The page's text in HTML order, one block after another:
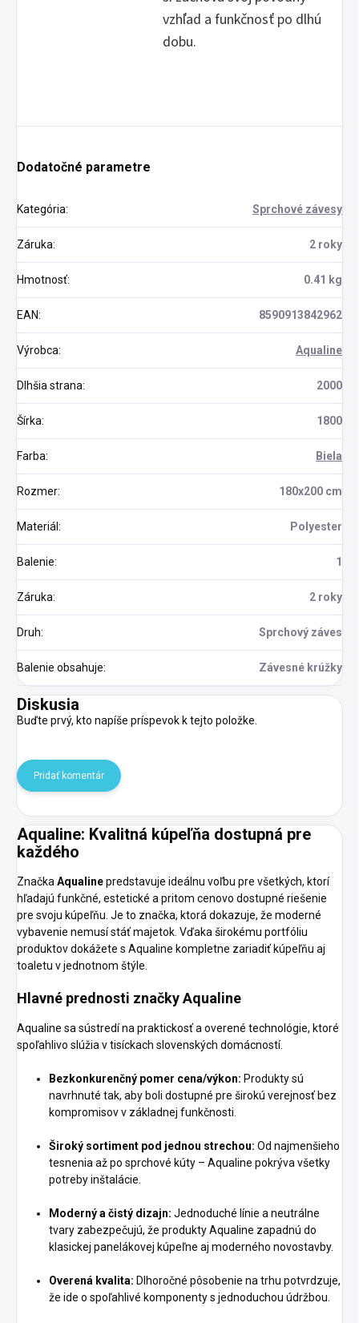
vzhľad a funkčnosť po dlhú
dobu.
Dodatočné parametre
Kategória: Sprchové závesy
Záruka: 2 roky
Hmotnosť: 0.41 kg
EAN: 8590913842962
Výrobca: Aqualine
Dlhšia strana: 2000
Šírka: 1800
Farba: Biela
Rozmer: 180x200 cm
Materiál : Polyester
Balenie: 1
Záruka: 2 roky
Druh: Sprchový záves
Balenie obsahuje: Závesné krúžky
Diskusia
Buďte prvý, kto napíše príspevok k tejto položke.
Pridať komentár
Aqualine: Kvalitná kúpeľňa dostupná pre
každého
ZnačkaAqualinepredstavuje ideálnu voľbu pre všetkých, ktorí
hľadajú funkčné, estetické a pritom cenovo dostupné riešenie
pre svoju kúpeľňu. Je to značka, ktorá dokazuje, že moderné
vybavenie nemusí stáť majetok. Vďaka širokému portfóliu
produktov dokážete s Aqualine kompletne zariadiť kúpeľňu aj
toaletu v jednotnom štýle.
Hlavné prednosti značky Aqualine
Aqualine sa sústredí na praktickosť a overené technológie, ktoré
spoľahlivo slúžia v tisíckach slovenských domácností.
Bezkonkurenčný pomer cena/výkon: Produkty sú
navrhnuté tak, aby boli dostupné pre širokú verejnosť bez
kompromisov v základnej funkčnosti.
Široký sortiment pod jednou strechou: Od najmenšieho
tesnenia až po sprchové kúty – Aqualine pokrýva všetky
potreby inštalácie.
Moderný a čistý dizajn: Jednoduché línie a neutrálne
tvary zabezpečujú, že produkty Aqualine zapadnú do
klasickej panelákovej kúpeľne aj moderného novostavby.
Overená kvalita: Dlhoročné pôsobenie na trhu potvrdzuje,
že ide o spoľahlivé komponenty s jednoduchou údržbou.